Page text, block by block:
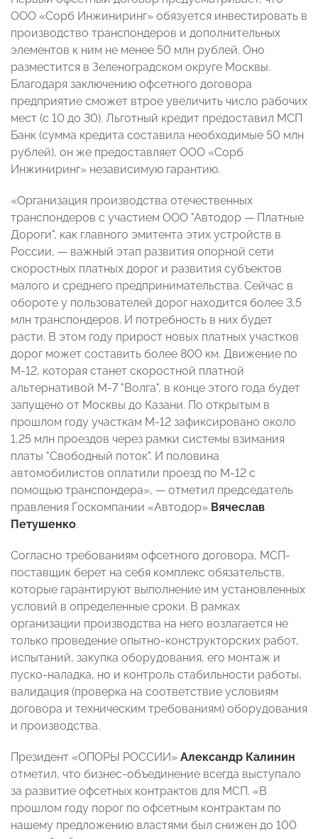
ООО «Сорб Инжиниринг» обязуется инвестировать в
производство транспондеров и дополнительных
элементов к ним не менее 50 млн рублей. Оно
разместится в Зеленоградском округе Москвы.
Благодаря заключению офсетного договора
предприятие сможет втрое увеличить число рабочих
мест (с 10 до 30). Льготный кредит предоставил МСП
Банк (сумма кредита составила необходимые 50 млн
рублей), он же предоставляет ООО «Сорб
Инжиниринг» независимую гарантию.
«Организация производства отечественных
транспондеров с участием ООО "Автодор — Платные
Дороги", как главного эмитента этих устройств в
России, — важный этап развития опорной сети
скоростных платных дорог и развития субъектов
малого и среднего предпринимательства. Сейчас в
обороте у пользователей дорог находится более 3,5
млн транспондеров. И потребность в них будет
расти. В этом году прирост новых платных участков
дорог может составить более 800 км. Движение по
М-12, которая станет скоростной платной
альтернативой М-7 "Волга", в конце этого года будет
запущено от Москвы до Казани. По открытым в
прошлом году участкам М-12 зафиксировано около
1,25 млн проездов через рамки системы взимания
платы "Свободный поток". И половина
автомобилистов оплатили проезд по М-12 с
помощью транспондера», — отметил председатель
правления Госкомпании «Автодор» Вячеслав
Петушенко.
Согласно требованиям офсетного договора, МСП-
поставщик берет на себя комплекс обязательств,
которые гарантируют выполнение им установленных
условий в определенные сроки. В рамках
организации производства на него возлагается не
только проведение опытно-конструкторских работ,
испытаний, закупка оборудования, его монтаж и
пуско-наладка, но и контроль стабильности работы,
валидация (проверка на соответствие условиям
договора и техническим требованиям) оборудования
и производства.
Президент «ОПОРЫ РОССИИ» Александр Калинин
отметил, что бизнес-объединение всегда выступало
за развитие офсетных контрактов для МСП. «В
прошлом году порог по офсетным контрактам по
нашему предложению властями был снижен до 100